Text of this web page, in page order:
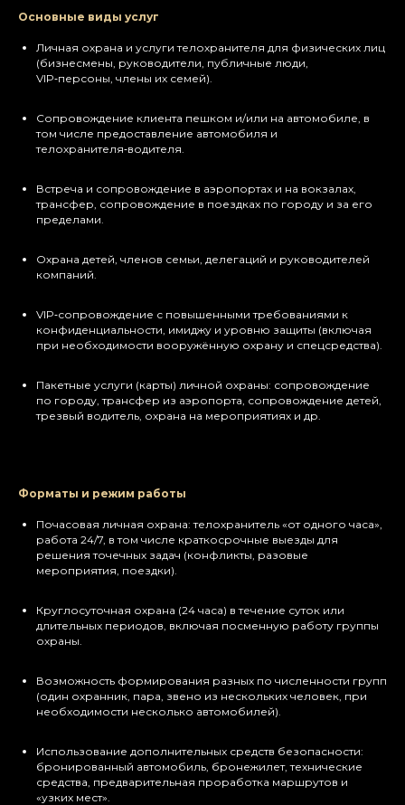
Основные виды услуг
Личная охрана и услуги телохранителя для физических лиц
(бизнесмены, руководители, публичные люди,
VIP‑персоны, члены их семей).
Сопровождение клиента пешком и/или на автомобиле, в
том числе предоставление автомобиля и
телохранителя‑водителя.
Встреча и сопровождение в аэропортах и на вокзалах,
трансфер, сопровождение в поездках по городу и за его
пределами.
Охрана детей, членов семьи, делегаций и руководителей
компаний.
VIP‑сопровождение с повышенными требованиями к
конфиденциальности, имиджу и уровню защиты (включая
при необходимости вооружённую охрану и спецсредства).​
Пакетные услуги (карты) личной охраны: сопровождение
по городу, трансфер из аэропорта, сопровождение детей,
трезвый водитель, охрана на мероприятиях и др.
Форматы и режим работы
Почасовая личная охрана: телохранитель «от одного часа»,
работа 24/7, в том числе краткосрочные выезды для
решения точечных задач (конфликты, разовые
мероприятия, поездки).
Круглосуточная охрана (24 часа) в течение суток или
длительных периодов, включая посменную работу группы
охраны.
Возможность формирования разных по численности групп
(один охранник, пара, звено из нескольких человек, при
необходимости несколько автомобилей).​
Использование дополнительных средств безопасности:
бронированный автомобиль, бронежилет, технические
средства, предварительная проработка маршрутов и
«узких мест».